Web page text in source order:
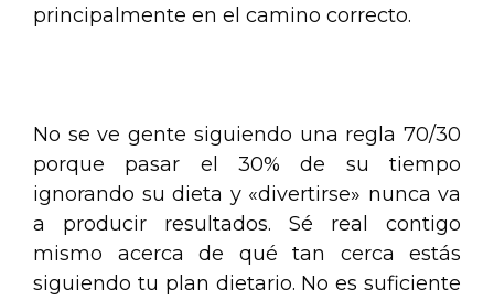
principalmente en el camino correcto.
No se ve gente siguiendo una regla 70/30
porque pasar el 30% de su tiempo
ignorando su dieta y «divertirse» nunca va
a producir resultados. Sé real contigo
mismo acerca de qué tan cerca estás
siguiendo tu plan dietario. No es suficiente